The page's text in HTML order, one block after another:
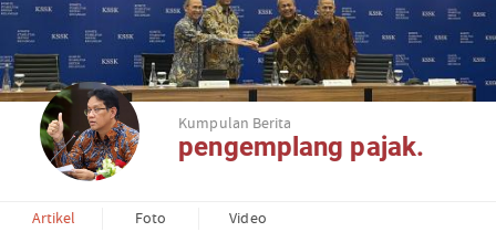
Kumpulan Berita
pengemplang pajak.
Artikel Foto Video